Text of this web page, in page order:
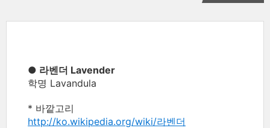
● 라벤더 Lavender
학명 Lavandula
* 바깥고리
http://ko.wikipedia.org/wiki/라벤더